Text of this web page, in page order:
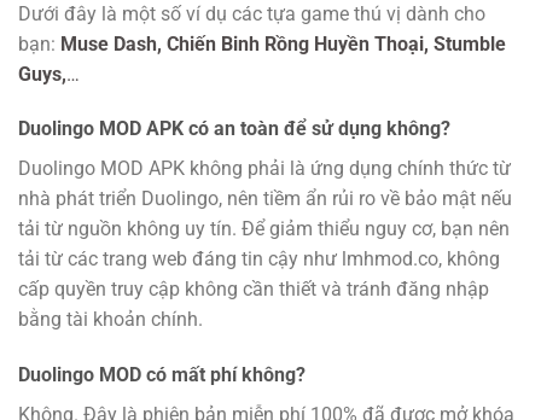
Dưới đây là một số ví dụ các tựa game thú vị dành cho
bạn: Muse Dash, Chiến Binh Rồng Huyền Thoại, Stumble
Guys,…
Duolingo MOD APK có an toàn để sử dụng không?
Duolingo MOD APK không phải là ứng dụng chính thức từ
nhà phát triển Duolingo, nên tiềm ẩn rủi ro về bảo mật nếu
tải từ nguồn không uy tín. Để giảm thiểu nguy cơ, bạn nên
tải từ các trang web đáng tin cậy như lmhmod.co, không
cấp quyền truy cập không cần thiết và tránh đăng nhập
bằng tài khoản chính.
Duolingo MOD có mất phí không?
Không. Đây là phiên bản miễn phí 100% đã được mở khóa